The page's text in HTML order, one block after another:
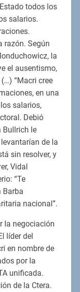
todos los
salarios.
razón. Según
la
el ausentismo,
“Macri cree
en una
salarios,
Debió
Bullrich le
de la
sin resolver, y
Vidal
“Te
Barba
nacional”.
la negociación
líder del
en nombre de
por la
unificada.
de la Ctera.